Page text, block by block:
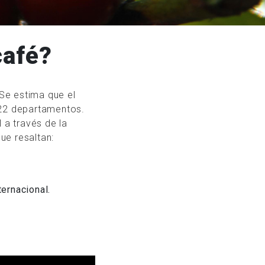
estima que el
departamentos.
a través de la
resaltan: